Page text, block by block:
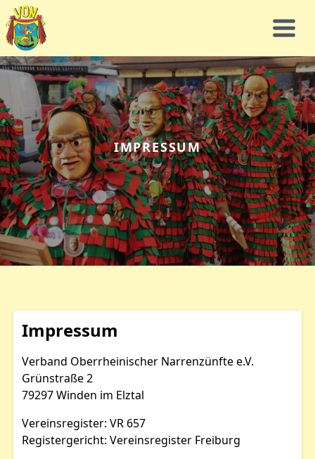
IMPRESSUM
Impressum
Verband Oberrheinischer Narrenzünfte e.V.
Grünstraße 2
79297 Winden im Elztal
Vereinsregister: VR 657
Registergericht: Vereinsregister Freiburg